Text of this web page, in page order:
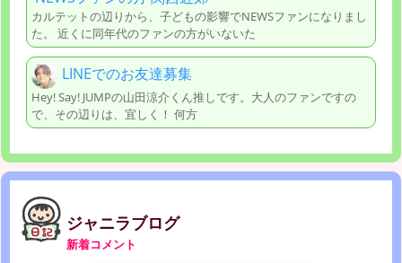
カルテットの辺りから、子どもの影響でNEWSファンになりまし
た。 近くに同年代のファンの方がいないた
LINEでのお友達募集
Hey! Say! JUMPの山田涼介くん推しです。大人のファンですの
で、その辺りは、宜しく！ 何方
ジャニラブログ
新着コメント